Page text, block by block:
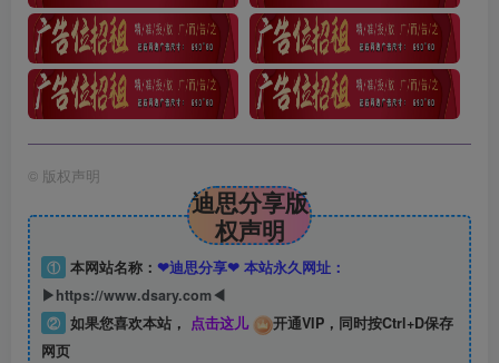
© 版权声明
迪思分享版
权声明
① 本网站名称： ❤迪思分享❤ 本站永久网址：
▶https://www.dsary.com◀
② 如果您喜欢本站， 点击这儿
开通VIP，同时按Ctrl+D保存
网页